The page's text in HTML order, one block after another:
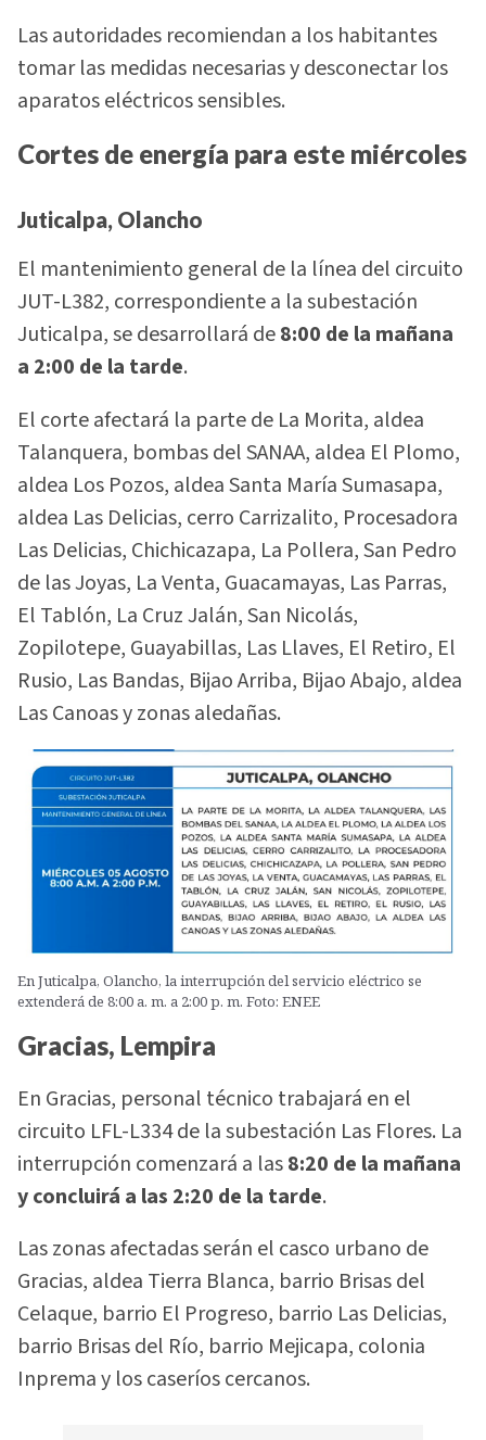
Las autoridades recomiendan a los habitantes
tomar las medidas necesarias y desconectar los
aparatos eléctricos sensibles.
Cortes de energía para este miércoles
Juticalpa, Olancho
El mantenimiento general de la línea del circuito
JUT-L382, correspondiente a la subestación
Juticalpa, se desarrollará de8:00 de la mañana
a 2:00 de la tarde.
El corte afectará la parte de La Morita, aldea
Talanquera, bombas del SANAA, aldea El Plomo,
aldea Los Pozos, aldea Santa María Sumasapa,
aldea Las Delicias, cerro Carrizalito, Procesadora
Las Delicias, Chichicazapa, La Pollera, San Pedro
de las Joyas, La Venta, Guacamayas, Las Parras,
El Tablón, La Cruz Jalán, San Nicolás,
Zopilotepe, Guayabillas, Las Llaves, El Retiro, El
Rusio, Las Bandas, Bijao Arriba, Bijao Abajo, aldea
Las Canoas y zonas aledañas.
En Juticalpa, Olancho, la interrupción del servicio eléctrico se
extenderá de 8:00 a. m. a 2:00 p. m. Foto: ENEE
Gracias, Lempira
En Gracias, personal técnico trabajará en el
circuito LFL-L334 de la subestación Las Flores. La
interrupción comenzará a las8:20 de la mañana
y concluirá a las 2:20 de la tarde.
Las zonas afectadas serán el casco urbano de
Gracias, aldea Tierra Blanca, barrio Brisas del
Celaque, barrio El Progreso, barrio Las Delicias,
barrio Brisas del Río, barrio Mejicapa, colonia
Inprema y los caseríos cercanos.